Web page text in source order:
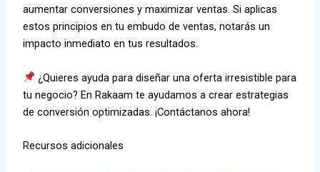
aumentar conversiones y maximizar ventas. Si aplicas
estos principios en tu embudo de ventas, notarás un
impacto inmediato en tus resultados.
¿Quieres ayuda para diseñar una oferta irresistible para
tu negocio? En Rakaam te ayudamos a crear estrategias
de conversión optimizadas. ¡Contáctanos ahora!
Recursos adicionales